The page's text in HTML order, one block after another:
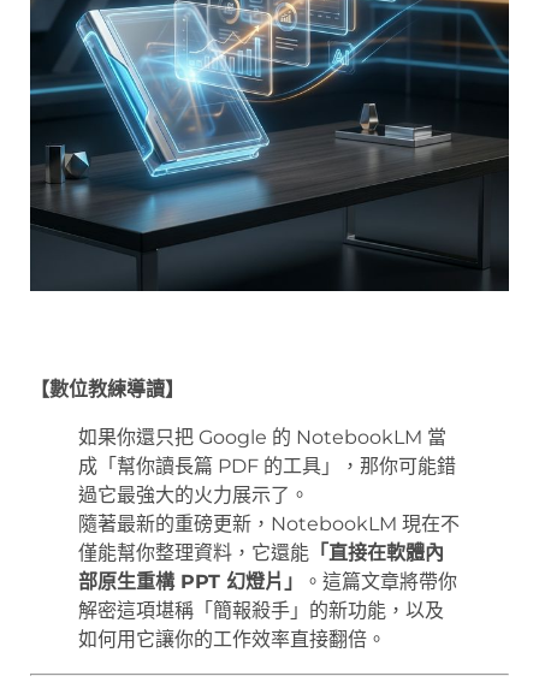
【數位教練導讀】
如果你還只把 Google 的 NotebookLM 當
成「幫你讀長篇 PDF 的工具」，那你可能錯
過它最強大的火力展示了。
隨著最新的重磅更新，NotebookLM 現在不
僅能幫你整理資料，它還能 「直接在軟體內
部原生重構 PPT 幻燈片」
。這篇文章將帶你
解密這項堪稱「簡報殺手」的新功能，以及
如何用它讓你的工作效率直接翻倍。